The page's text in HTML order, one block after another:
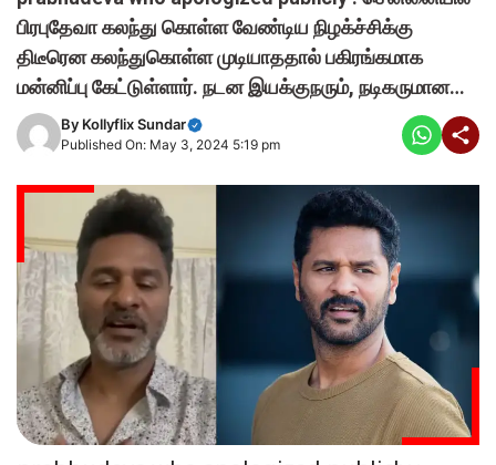
பிரபுதேவா கலந்து கொள்ள வேண்டிய நிழக்ச்சிக்கு
திடீரென கலந்துகொள்ள முடியாததால் பகிரங்கமாக
மன்னிப்பு கேட்டுள்ளார். நடன இயக்குநரும், நடிகருமான…
By Kollyflix Sundar
Published On: May 3, 2024 5:19 pm